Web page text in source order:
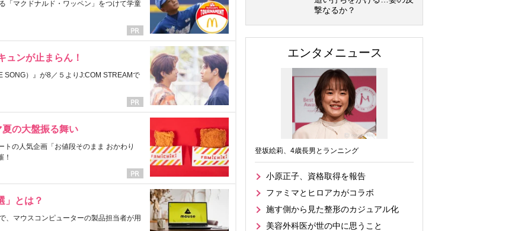
「マクドナルド・ワッペン」をつけて学童
ュンが止まらん！
SONG）』が8／５よりJ:COM STREAMで
の大盤振る舞い
の人気企画「お値段そのまま おかわり
！
」とは？
、マウスコンピューターの製品担当者が用
撃なるか？
エンタメニュース
登坂絵莉、4歳長男とランニング
小原正子、資格取得を報告
ファミマとヒロアカがコラボ
施す側から見た整形のカジュアル化
美容外科医が世の中に思うこと